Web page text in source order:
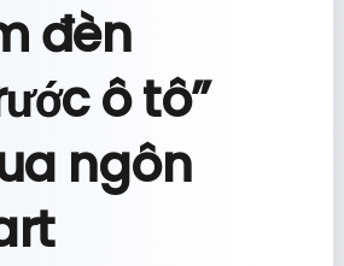
đèn
ô tô”
ngôn